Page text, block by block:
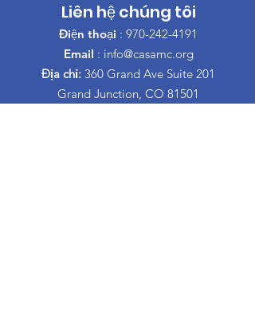
Liên hệ chúng tôi
Điện thoại : 970-242-4191
Email : info@casamc.org
Địa chỉ: 360 Grand Ave Suite 201
Grand Junction, CO 81501